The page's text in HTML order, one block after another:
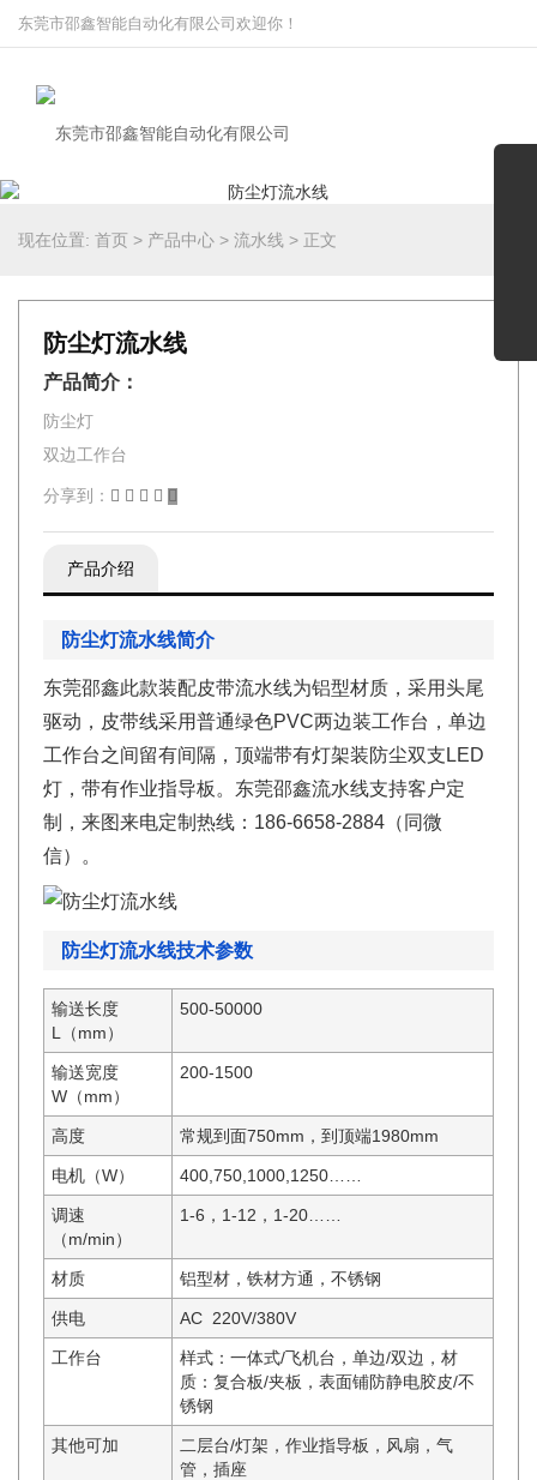
东莞市邵鑫智能自动化有限公司欢迎你！
现在位置: 首页 > 产品中心 > 流水线 > 正文
防尘灯流水线
产品简介：
防尘灯
双边工作台
分享到：
产品介绍
防尘灯流水线简介
东莞邵鑫此款装配皮带流水线为铝型材质，采用头尾
驱动，皮带线采用普通绿色PVC两边装工作台，单边
工作台之间留有间隔，顶端带有灯架装防尘双支LED
灯，带有作业指导板。东莞邵鑫流水线支持客户定
制，来图来电定制热线：186-6658-2884（同微
信）。
防尘灯流水线技术参数
输送长度
L（mm）
500-50000
输送宽度
W（mm）
200-1500
高度 常规到面750mm，到顶端1980mm
电机（W） 400,750,1000,1250……
调速
（m/min）
1-6，1-12，1-20……
材质 铝型材，铁材方通，不锈钢
供电 AC 220V/380V
工作台
样式：一体式/飞机台，单边/双边，材
质：复合板/夹板，表面铺防静电胶皮/不
锈钢
其他可加
二层台/灯架，作业指导板，风扇，气
管，插座